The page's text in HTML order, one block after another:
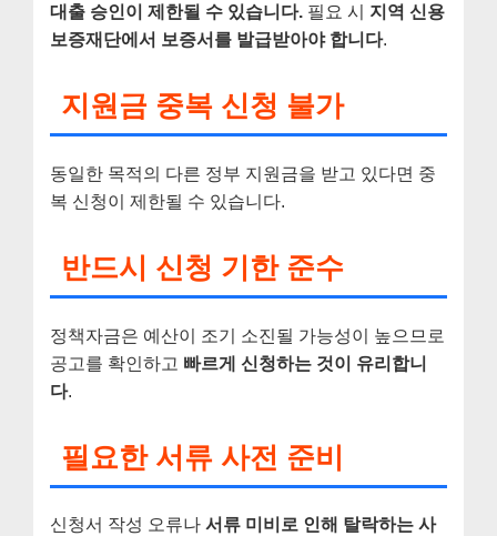
대출 승인이 제한될 수 있습니다. 필요 시 지역 신용
보증재단에서 보증서를 발급받아야 합니다.
지원금 중복 신청 불가
동일한 목적의 다른 정부 지원금을 받고 있다면 중
복 신청이 제한될 수 있습니다.
반드시 신청 기한 준수
정책자금은 예산이 조기 소진될 가능성이 높으므로
공고를 확인하고 빠르게 신청하는 것이 유리합니
다.
필요한 서류 사전 준비
신청서 작성 오류나 서류 미비로 인해 탈락하는 사